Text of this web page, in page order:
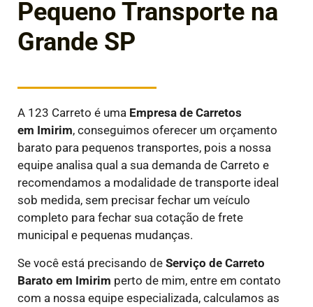
Pequeno Transporte na
Grande SP
A 123 Carreto é uma Empresa de Carretos
em Imirim, conseguimos oferecer um orçamento
barato para pequenos transportes, pois a nossa
equipe analisa qual a sua demanda de Carreto e
recomendamos a modalidade de transporte ideal
sob medida, sem precisar fechar um veículo
completo para fechar sua cotação de frete
municipal e pequenas mudanças.
Se você está precisando de Serviço de Carreto
Barato em Imirim perto de mim, entre em contato
com a nossa equipe especializada, calculamos as